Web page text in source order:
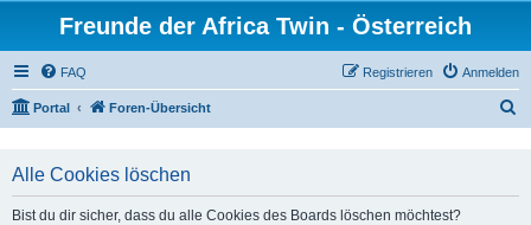
Freunde der Africa Twin - Österreich
FAQ Anmelden
Registrieren
Portal Foren-Übersicht
Alle Cookies löschen
Bist du dir sicher, dass du alle Cookies des Boards löschen möchtest?